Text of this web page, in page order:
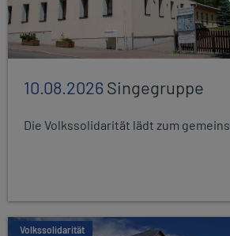
10.08.2026Singegruppe
Die Volkssolidarität lädt zum
Volkssolidarität